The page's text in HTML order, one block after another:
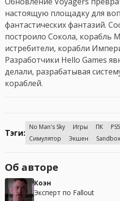
настоящую площадку для
фантастических фантазий.
построило Сокола, корабль
истребители, корабли
Разработчики Hello Games
делали, разрабатывая
кораблей.
Тэги:
No Man's Sky Игры ПК PS5
Симулятор
Экшен Sandbox
Об авторе
Коэн
Эксперт по Fallout